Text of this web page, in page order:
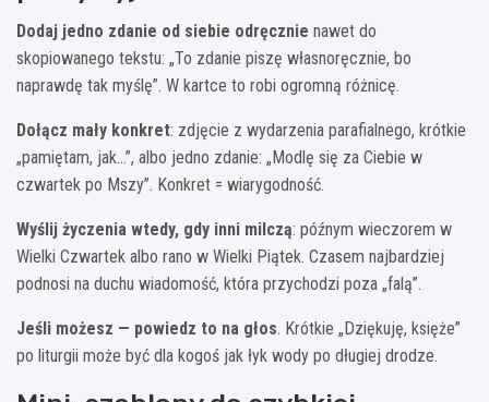
Dodaj jedno zdanie od siebie odręcznie nawet do
skopiowanego tekstu: „To zdanie piszę własnoręcznie, bo
naprawdę tak myślę”. W kartce to robi ogromną różnicę.
Dołącz mały konkret: zdjęcie z wydarzenia parafialnego, krótkie
„pamiętam, jak…”, albo jedno zdanie: „Modlę się za Ciebie w
czwartek po Mszy”. Konkret = wiarygodność.
Wyślij życzenia wtedy, gdy inni milczą: późnym wieczorem w
Wielki Czwartek albo rano w Wielki Piątek. Czasem najbardziej
podnosi na duchu wiadomość, która przychodzi poza „falą”.
Jeśli możesz — powiedz to na głos. Krótkie „Dziękuję, księże”
po liturgii może być dla kogoś jak łyk wody po długiej drodze.